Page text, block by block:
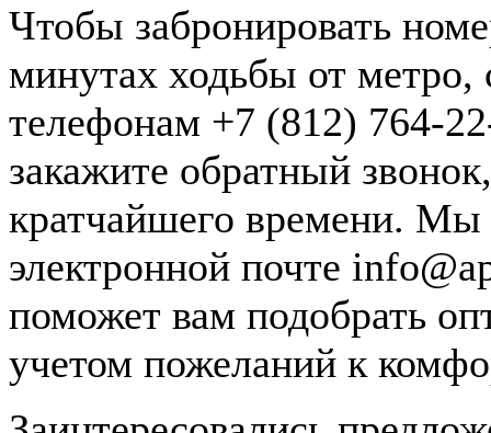
Чтобы забронировать
минутах ходьбы от
телефонам +7 (812) 764-
закажите обратный
кратчайшего времени. Мы
электронной почте
поможет вам подобрать
учетом пожеланий к